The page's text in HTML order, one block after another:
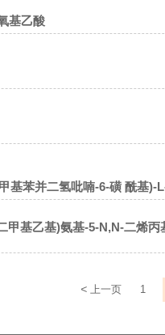
基乙酸
基苯并二氢吡喃-6-磺 酰基)-
甲基乙基)氨基-5-N,N-二烯
<上一页 1